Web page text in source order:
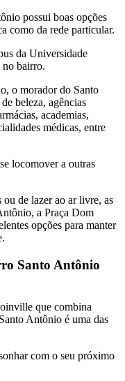
possui boas opções
como da rede particular.
da Universidade
no bairro.
o morador do Santo
beleza, agências
academias,
médicas, entre
locomover a outras
ou de lazer ao ar livre, as
a Praça Dom
opções para manter
Santo Antônio
que combina
Antônio é uma das
com o seu próximo